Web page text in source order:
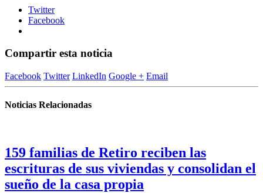
Twitter
Facebook
Compartir esta noticia
Facebook Twitter LinkedIn Google + Email
Noticias Relacionadas
159 familias de Retiro reciben las
escrituras de sus viviendas y consolidan el
sueño de la casa propia